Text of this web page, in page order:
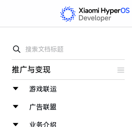
推广与变现
游戏联运
广告联盟
业务介绍